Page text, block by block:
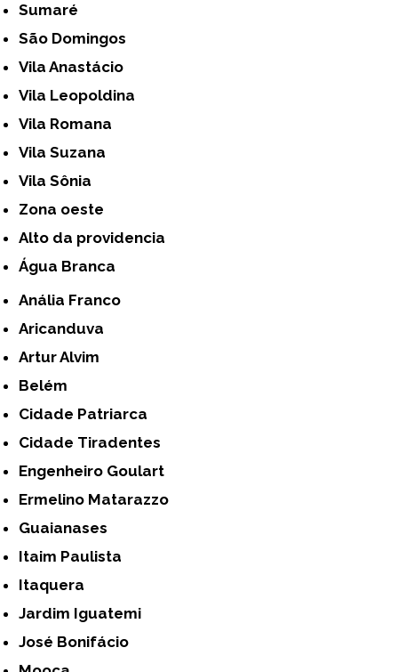
Sumaré
São Domingos
Vila Anastácio
Vila Leopoldina
Vila Romana
Vila Suzana
Vila Sônia
Zona oeste
alto da providencia
Água Branca
Anália Franco
Aricanduva
Artur Alvim
Belém
Cidade Patriarca
Cidade Tiradentes
Engenheiro Goulart
Ermelino Matarazzo
Guaianases
Itaim Paulista
Itaquera
Jardim Iguatemi
José Bonifácio